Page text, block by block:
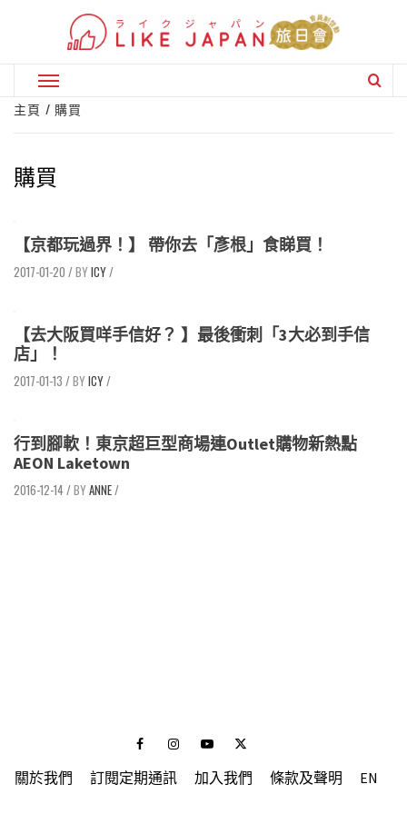
Primary
Menu
主頁 購買
購買
【京都玩過界！】 帶你去「彥根」食睇買！
2017-01-20 / ICY/
【去大阪買咩手信好？ 】最後衝刺「3大必到手信
店」！
2017-01-13 / ICY/
行到腳軟！東京超巨型商場連Outlet購物新熱點
AEON Laketown
2016-12-14/ ANNE/
FacebookInstagramYoutubeTwitter
關於我們 訂閱定期通訊 加入我們 條款及聲明 EN